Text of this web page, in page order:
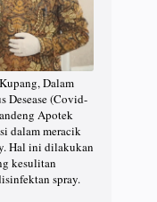
Dalam
Desease (Covid-
Apotek
dalam meracik
Hal ini dilakukan
kesulitan
spray.